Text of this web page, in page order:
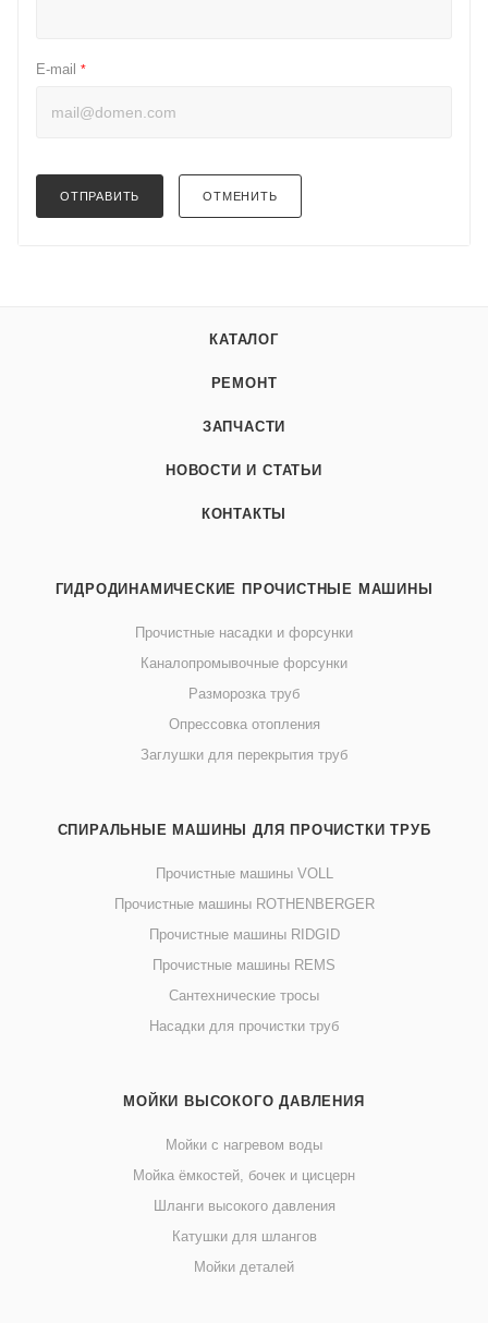
E-mail *
ОТПРАВИТЬ ОТМЕНИТЬ
КАТАЛОГ
РЕМОНТ
ЗАПЧАСТИ
НОВОСТИ И СТАТЬИ
КОНТАКТЫ
ГИДРОДИНАМИЧЕСКИЕ ПРОЧИСТНЫЕ МАШИНЫ
Прочистные насадки и форсунки
Каналопромывочные форсунки
Разморозка труб
Опрессовка отопления
Заглушки для перекрытия труб
СПИРАЛЬНЫЕ МАШИНЫ ДЛЯ ПРОЧИСТКИ ТРУБ
Прочистные машины VOLL
Прочистные машины ROTHENBERGER
Прочистные машины RIDGID
Прочистные машины REMS
Сантехнические тросы
Насадки для прочистки труб
МОЙКИ ВЫСОКОГО ДАВЛЕНИЯ
Мойки с нагревом воды
Мойка ёмкостей, бочек и цисцерн
Шланги высокого давления
Катушки для шлангов
Мойки деталей